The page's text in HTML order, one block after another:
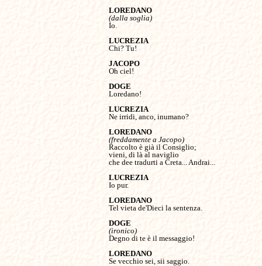
LOREDANO
(dalla soglia)
Io.
LUCREZIA
Chi? Tu!
JACOPO
Oh ciel!
Loredano!
LUCREZIA
Ne irridi, anco, inumano?
LOREDANO
(freddamente a Jacopo)
Raccolto è già il Consiglio;
vieni, di là al naviglio
che dee tradurti a Creta... Andrai...
LUCREZIA
Io pur.
LOREDANO
Tel vieta de'Dieci la sentenza.
(ironico)
Degno di te è il messaggio!
LOREDANO
Se vecchio sei, sii saggio.